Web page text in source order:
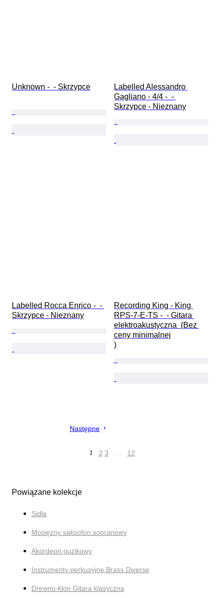
Unknown -  - Skrzypce
Labelled Alessandro
Gagliano - 4/4 -  -
Skrzypce - Nieznany
Labelled Rocca Enrico -  -
Skrzypce - Nieznany
Recording King - King
RPS-7-E-TS -  - Gitara
elektroakustyczna  (Bez
ceny minimalnej
)
Następne
1 2 3 … 12
Powiązane kolekcje
Sidła
Mosiężny saksofon sopranowy
Akordeon guzikowy
Instrumenty perkusyjne Brass Diverse
Drewno-klon Gitara klasyczna